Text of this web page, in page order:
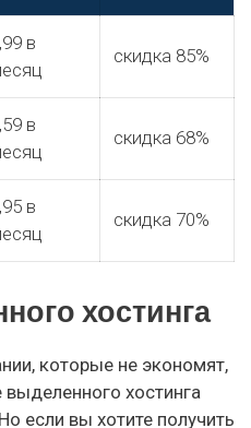
в
скидка 85%
в
скидка 68%
в
скидка 70%
хостинга
которые не экономят,
хостинга
если вы хотите получить